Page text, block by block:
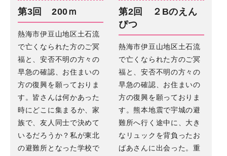
第3回 200ｍ
熱海市伊豆山地区土石流
で亡くなられた方のご冥
福と、安否不明の方々の
早急の確認、お住まいの
方の復興を願っておりま
す。皆さんは何かあった
時にどこに集まるか、家
族で、友人同士で決めて
いるだろうか？私が東北
の避難所となった学校で
第2回 ２Bのえん
ぴつ
熱海市伊豆山地区土石流
で亡くなられた方のご冥
福と、安否不明の方々の
早急の確認、お住まいの
方の復興を願っておりま
す。熊本地震で宇城の避
難所へ行く途中に、大き
なリュックを背負ったお
ばあさんに出会った。重